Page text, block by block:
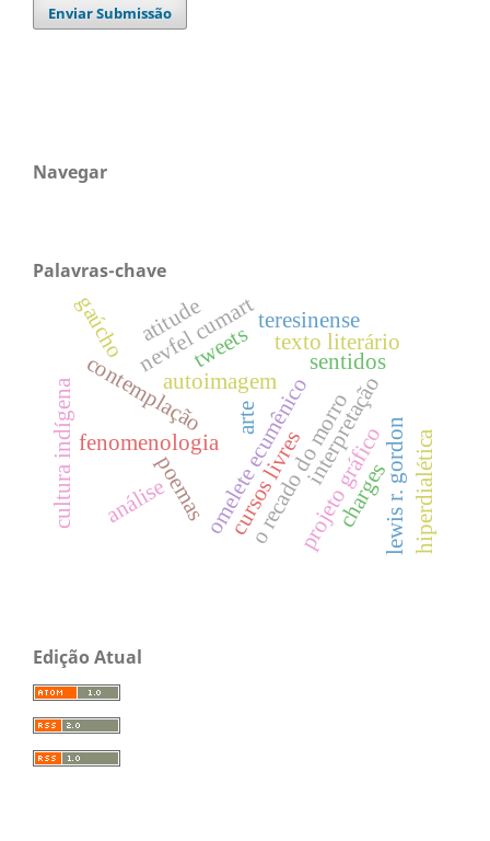
Enviar Submissão
Navegar
Palavras-chave
sentidos
o recado do morro
cursos livres
autoimagem
contemplação arte interpretação
poemasomelete ecumênico
fenomenologia
nevfel cumart
projeto gráfico
texto literário
cultura indígena lewis r. gordonhiperdialética
tweets
atitude
análise
teresinense
gaúcho
charges
Edição Atual